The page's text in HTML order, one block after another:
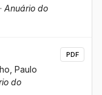
· Anuário do
, Paulo
do
PDF